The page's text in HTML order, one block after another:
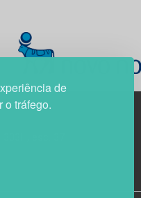
de
o tráfego.